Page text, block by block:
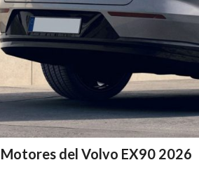
Motores del Volvo EX90 2026